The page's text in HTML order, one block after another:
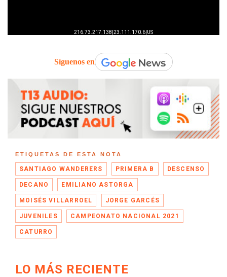
Síguenos en
ETIQUETAS DE ESTA NOTA
SANTIAGO WANDERERS PRIMERA B DESCENSO
DECANO EMILIANO ASTORGA
MOISÉS VILLARROEL JORGE GARCÉS
JUVENILES CAMPEONATO NACIONAL 2021
CATURRO
LO MÁS RECIENTE